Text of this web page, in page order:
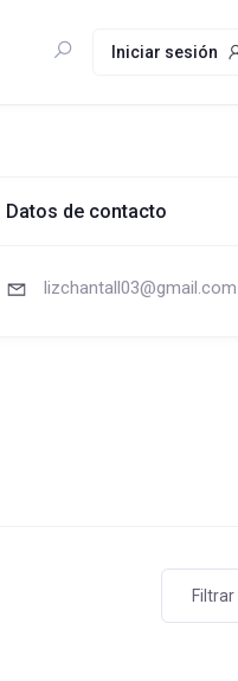
Iniciar sesión
Datos de contacto
lizchantall03@gmail.com